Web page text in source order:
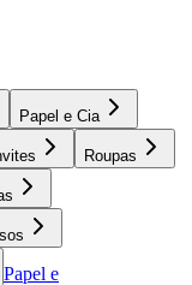
Papel e Cia
Roupas
Papel e